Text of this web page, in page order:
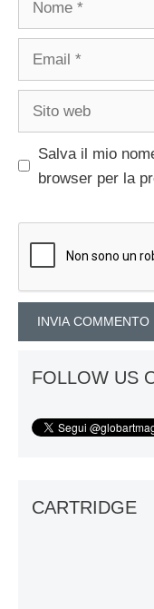
Salva il mio
browser per la
FOLLOW US
CARTRIDGE